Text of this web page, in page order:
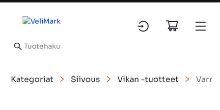
Kategoriat Siivous Vikan -tuotteet